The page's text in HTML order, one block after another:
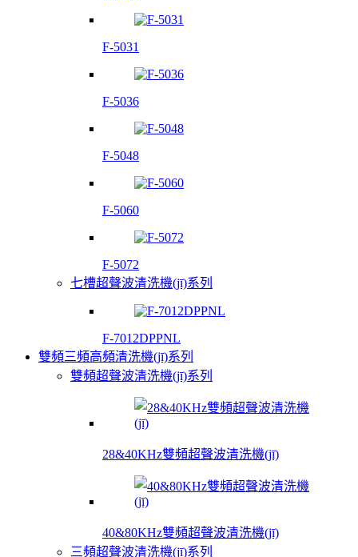
F-5031
F-5036
F-5048
F-5060
F-5072
七槽超聲波清洗機(jī)系列
F-7012DPPNL
雙頻三頻高頻清洗機(jī)系列
雙頻超聲波清洗機(jī)系列
28&40KHz雙頻超聲波清洗機(jī)
40&80KHz雙頻超聲波清洗機(jī)
三頻超聲波清洗機(jī)系列